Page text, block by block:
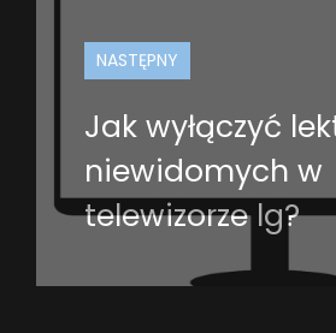
NASTĘPNY
Jak wyłączyć
niewidomych w
telewizorze lg?